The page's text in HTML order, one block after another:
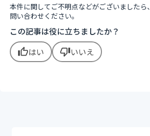
本件に関してご不明点などがございましたら、
問い合わせください。
この記事は役に立ちましたか？
thumb_upはい thumb_downいいえ